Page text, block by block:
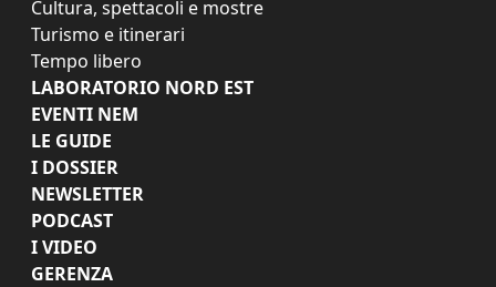
Cultura, spettacoli e mostre
Turismo e itinerari
Tempo libero
LABORATORIO NORD EST
EVENTI NEM
LE GUIDE
I DOSSIER
NEWSLETTER
PODCAST
I VIDEO
GERENZA